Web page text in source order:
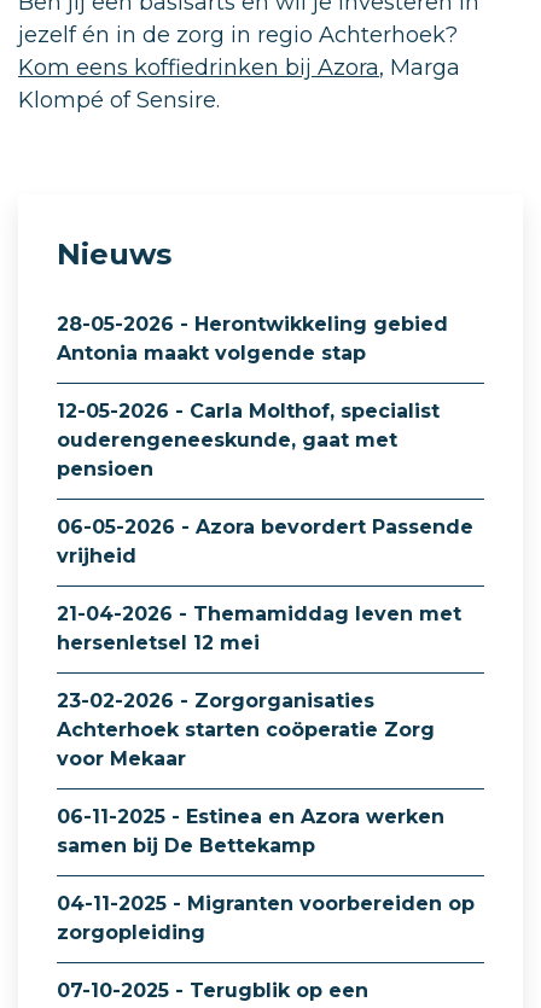
jezelf én in de zorg in regio Achterhoek?
Kom eens koffiedrinken bij Azora, Marga
Klompé of Sensire.
Nieuws
28-05-2026 - Herontwikkeling gebied
Antonia maakt volgende stap
12-05-2026 - Carla Molthof, specialist
ouderengeneeskunde, gaat met
pensioen
06-05-2026 - Azora bevordert Passende
vrijheid
21-04-2026 - Themamiddag leven met
hersenletsel 12 mei
23-02-2026 - Zorgorganisaties
Achterhoek starten coöperatie Zorg
voor Mekaar
06-11-2025 - Estinea en Azora werken
samen bij De Bettekamp
04-11-2025 - Migranten voorbereiden op
zorgopleiding
07-10-2025 - Terugblik op een